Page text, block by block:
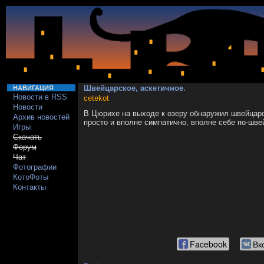
НАВИГАЦИЯ
Новости в RSS
Новости
Архив новостей
Игры
Скачать
Форум
Чат
Фотографии
КотоФоты
Контакты
Швейцарское, аскетичное.
cetekot
В Цюрихе на выходе к озеру обнаружил
просто и вполне симпатично, вполне себе по-
Facebook